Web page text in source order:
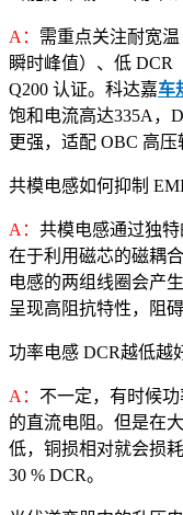
A： 需重点关注耐宽
瞬时峰值）、低 DCR
Q200 认证。科达嘉车
饱和电流高达335A，
更强，适配 OBC 高压
共模电感如何抑制 EMI
A： 共模电感通过独
在于利用磁芯的磁耦
电感的两组线圈会产
呈现高阻抗特性，阻
功率电感 DCR越低越
A： 不一定，有时候
的直流电阻。但是在
低，铜损相对就会损
30 % DCR。